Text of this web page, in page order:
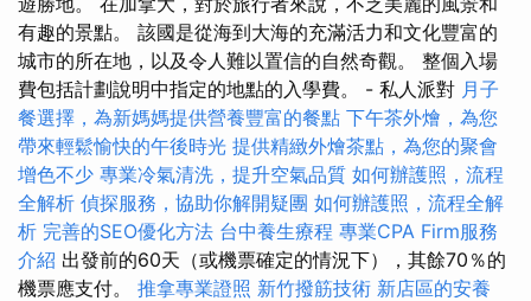
有趣的景點。 該國是從海到大海的充滿活力和文化豐富的
城市的所在地，以及令人難以置信的自然奇觀。 整個入場
費包括計劃說明中指定的地點的入學費。 - 私人派對 月子
餐選擇，為新媽媽提供營養豐富的餐點 下午茶外燴，為您
帶來輕鬆愉快的午後時光 提供精緻外燴茶點，為您的聚會
增色不少 專業冷氣清洗，提升空氣品質 如何辦護照，流程
全解析 偵探服務，協助你解開疑團 如何辦護照，流程全解
析 完善的SEO優化方法 台中養生療程 專業CPA Firm服務
介紹 出發前的60天（或機票確定的情況下），其餘70％的
機票應支付。 推拿專業證照 新竹撥筋技術 新店區的安養